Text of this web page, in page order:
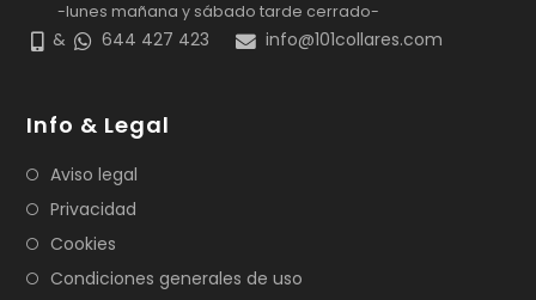
-lunes mañana y sábado tarde cerrado-
& 644 427 423 info@101collares.com
Info & Legal
Aviso legal
Privacidad
Cookies
Condiciones generales de uso